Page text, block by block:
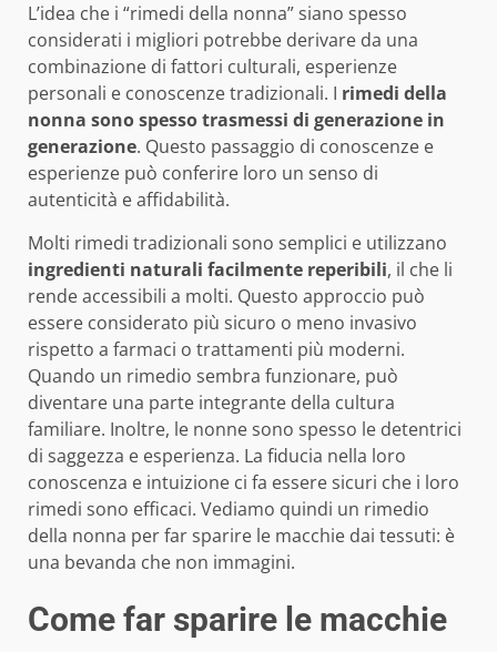
L’idea che i “rimedi della nonna” siano spesso
considerati i migliori potrebbe derivare da una
combinazione di fattori culturali, esperienze
personali e conoscenze tradizionali. I rimedi della
nonna sono spesso trasmessi di generazione in
generazione. Questo passaggio di conoscenze e
esperienze può conferire loro un senso di
autenticità e affidabilità.
Molti rimedi tradizionali sono semplici e utilizzano
ingredienti naturali facilmente reperibili, il che li
rende accessibili a molti. Questo approccio può
essere considerato più sicuro o meno invasivo
rispetto a farmaci o trattamenti più moderni.
Quando un rimedio sembra funzionare, può
diventare una parte integrante della cultura
familiare. Inoltre, le nonne sono spesso le detentrici
di saggezza e esperienza. La fiducia nella loro
conoscenza e intuizione ci fa essere sicuri che i loro
rimedi sono efficaci. Vediamo quindi un rimedio
della nonna per far sparire le macchie dai tessuti: è
una bevanda che non immagini.
Come far sparire le macchie